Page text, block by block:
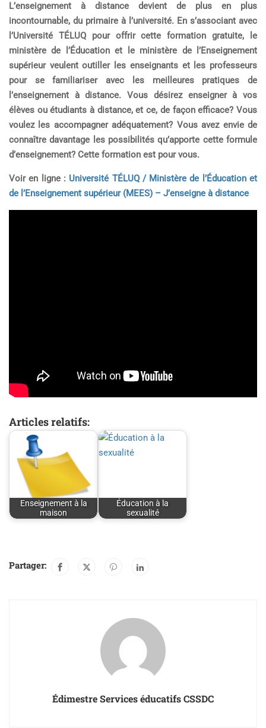
L’enseignement à distance devient de plus en plus
incontournable, du primaire à l’université. En s’associant avec
l’Université TÉLUQ pour offrir cette formation gratuite, le
ministère de l’Éducation et le ministère de l’Enseignement
supérieur veulent outiller les enseignants et les professeurs
pour se familiariser avec les meilleures pratiques de
l’enseignement à distance. Vous désirez enseigner à vos
élèves ou étudiants à distance, et ce, de façon efficace? Vous
voulez les accompagner adéquatement? Vous avez envie de
connaître davantage les possibilités qu’apporte cette formule
d’enseignement? Cette formation est pour vous.
Voir en ligne : Université TÉLUQ / Ministère de l’Éducation et
de l’Enseignement supérieur (MEES) – J’enseigne à distance
Articles relatifs:
Enseignement à la
maison
Éducation à la
sexualité
Partager:
Édimestre Services éducatifs CSSDC